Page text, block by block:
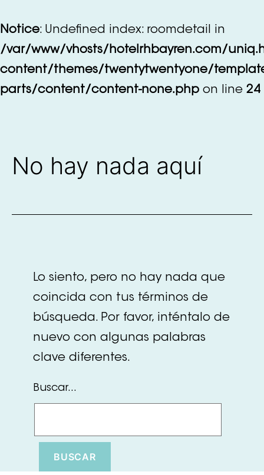
al
contenido
Notice: Undefined index: roomdetail in
/var/www/vhosts/hotelrhbayren.com/
content/themes/twentytwentyone/
parts/content/content-none.php on line 24
No hay nada aquí
Lo siento, pero no hay nada que
coincida con tus términos de
búsqueda. Por favor, inténtalo de
nuevo con algunas palabras
clave diferentes.
Buscar...